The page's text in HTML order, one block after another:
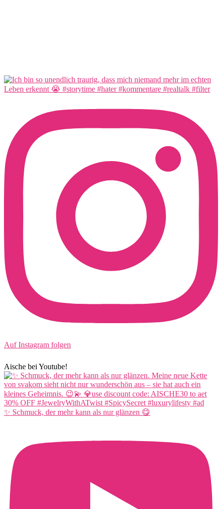
Auf Instagram folgen
Aische bei Youtube!
✨ Schmuck, der mehr kann als nur glänzen 😋